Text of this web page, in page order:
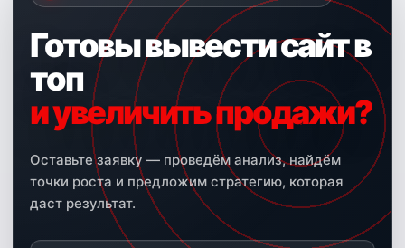
Готовы вывести сайт в
топ
и увеличить продажи?
Оставьте заявку — проведём анализ, найдём
точки роста и предложим стратегию, которая
даст результат.